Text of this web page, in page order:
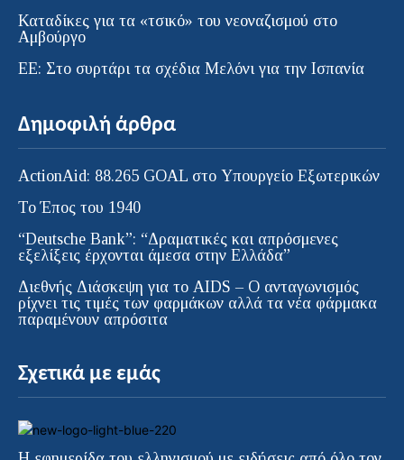
Καταδίκες για τα «τσικό» του νεοναζισμού στο
Αμβούργο
ΕΕ: Στο συρτάρι τα σχέδια Μελόνι για την Ισπανία
Δημοφιλή άρθρα
ActionAid: 88.265 GOAL στο Υπουργείο Εξωτερικών
Το Έπος του 1940
“Deutsche Bank”: “Δραματικές και απρόσμενες
εξελίξεις έρχονται άμεσα στην Ελλάδα”
Διεθνής Διάσκεψη για το AIDS – Ο ανταγωνισμός
ρίχνει τις τιμές των φαρμάκων αλλά τα νέα φάρμακα
παραμένουν απρόσιτα
Σχετικά με εμάς